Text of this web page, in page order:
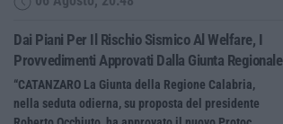
Dai Piani Per Il Rischio Sismico Al Welfare, I
Provvedimenti Approvati Dalla Giunta Regionale
“CATANZARO La Giunta della Regione Calabria,
nella seduta odierna, su proposta del presidente